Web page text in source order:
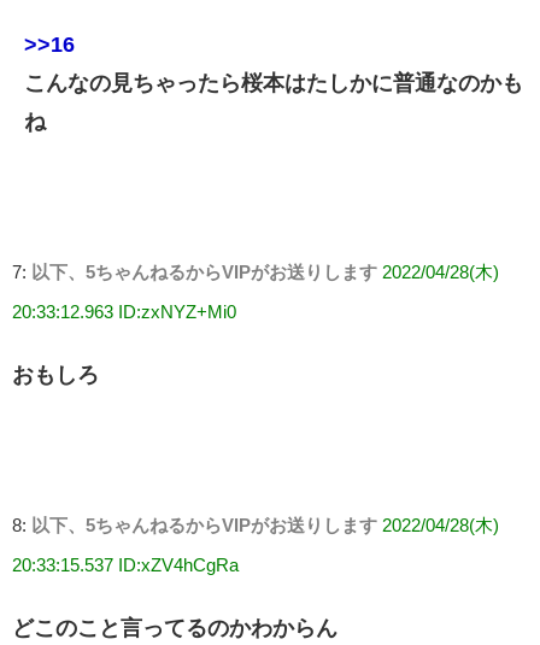
>>16
こんなの見ちゃったら桜本はたしかに普通なのかも
ね
7: 以下、5ちゃんねるからVIPがお送りします 2022/04/28(木)
20:33:12.963 ID:zxNYZ+Mi0
おもしろ
8: 以下、5ちゃんねるからVIPがお送りします 2022/04/28(木)
20:33:15.537 ID:xZV4hCgRa
どこのこと言ってるのかわからん